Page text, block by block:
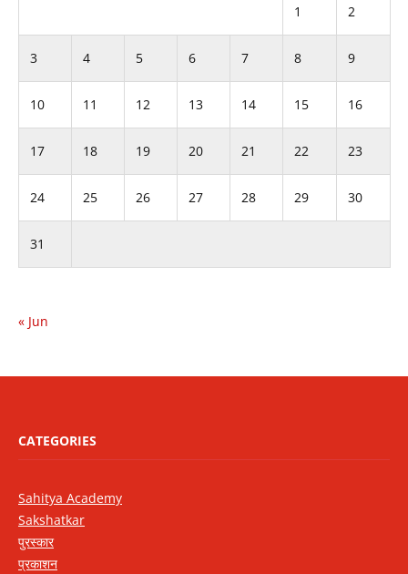
1 2
3 4 5 6 7 8 9
10 11 12 13 14 15 16
17 18 19 20 21 22 23
24 25 26 27 28 29 30
31
« Jun
CATEGORIES
Sahitya Academy
Sakshatkar
पुरस्कार
प्रकाशन